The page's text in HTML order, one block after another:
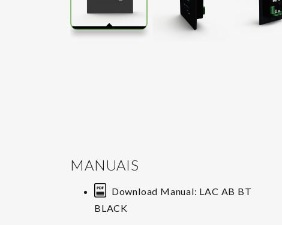
MANUAIS
Download Manual: LAC AB BT
BLACK